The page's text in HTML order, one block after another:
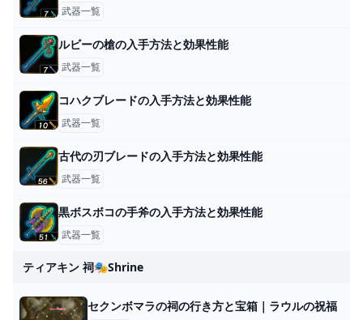
武器一覧
ルビーの槍の入手方法と効果性能
武器一覧
コハクブレードの入手方法と効果性能
武器一覧
古代の刃ブレードの入手方法と効果性能
武器一覧
黒ボスボコの手斧の入手方法と効果性能
武器一覧
ティアキン 祠🎭shrine
セクンボマラの祠の行き方と宝箱｜ラウルの祝福